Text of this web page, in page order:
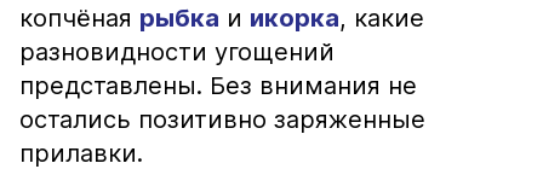
копчёная рыбка и икорка, какие
разновидности угощений
представлены. Без внимания не
остались позитивно заряженные
прилавки.